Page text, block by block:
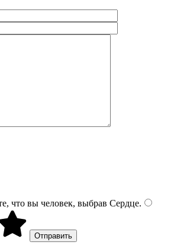
что вы человек, выбрав Сердце.